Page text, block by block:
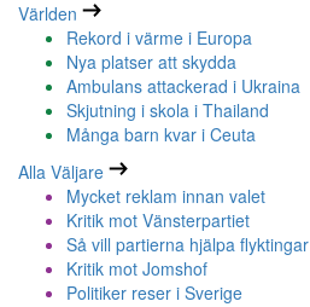
Världen
Rekord i värme i Europa
Nya platser att skydda
Ambulans attackerad i Ukraina
Skjutning i skola i Thailand
Många barn kvar i Ceuta
Alla Väljare
Mycket reklam innan valet
Kritik mot Vänsterpartiet
Så vill partierna hjälpa flyktingar
Kritik mot Jomshof
Politiker reser i Sverige